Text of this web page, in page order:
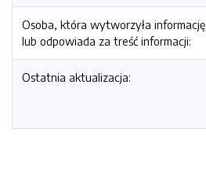
Osoba, która wytworzyła informację
lub odpowiada za treść informacji:
Ostatnia aktualizacja: